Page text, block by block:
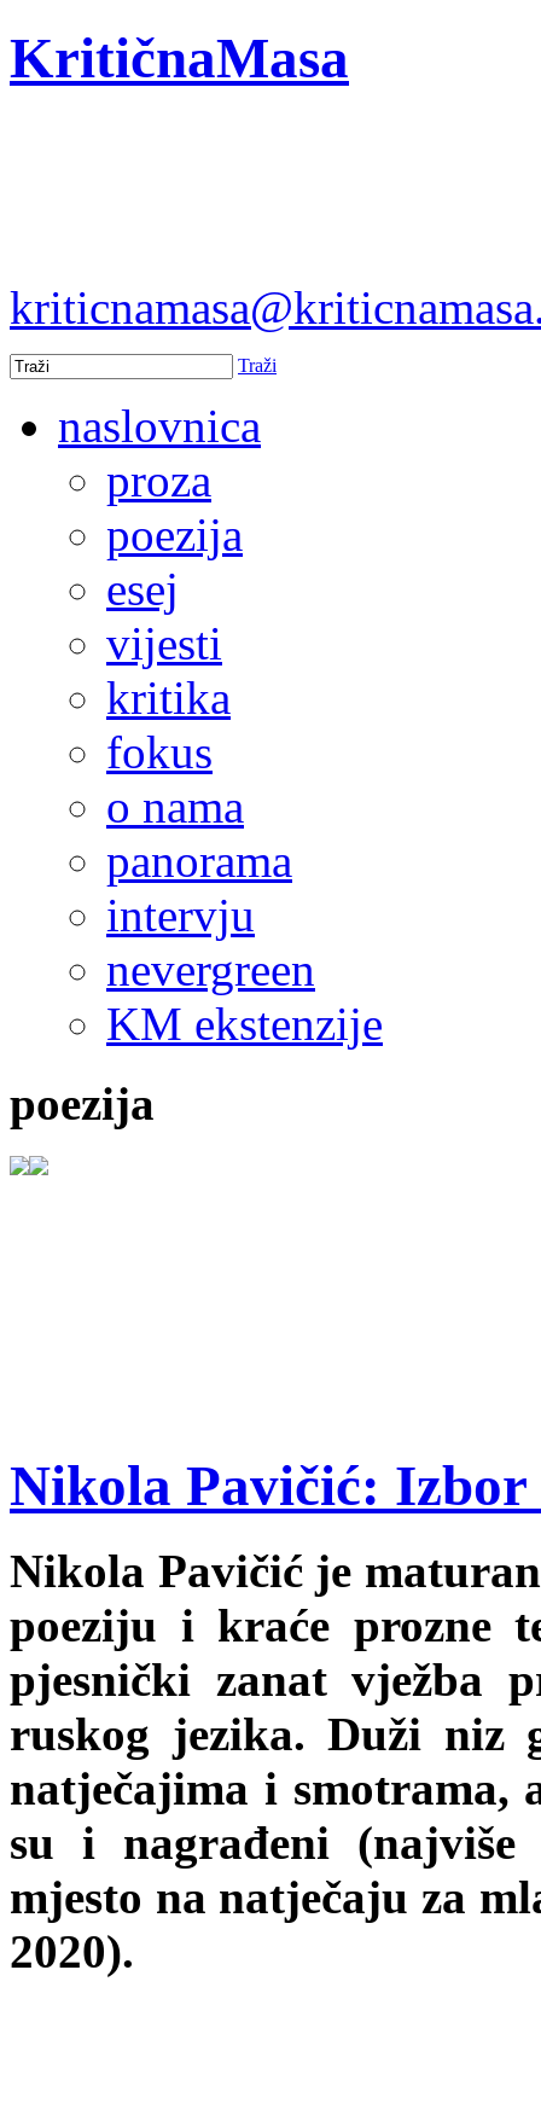
KritičnaMasa
Traži
naslovnica
proza
poezija
esej
vijesti
kritika
fokus
o nama
panorama
intervju
nevergreen
KM ekstenzije
poezija
Nikola Pavičić: Izbor
Nikola Pavičić je
poeziju i kraće prozne
pjesnički zanat vježba
ruskog jezika. Duži niz
natječajima i smotrama,
su i nagrađeni
mjesto na natječaju za
2020).